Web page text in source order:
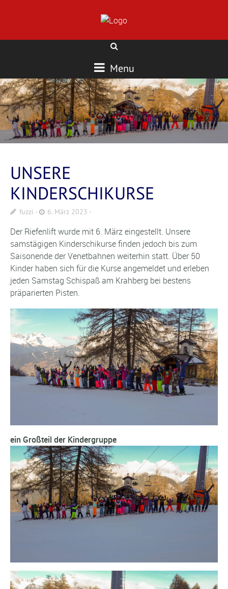
Menu
UNSERE
KINDERSCHIKURSE
fuzzi 6. März 2023
Der Riefenlift wurde mit 6. März eingestellt. Unsere
samstägigen Kinderschikurse finden jedoch bis zum
Saisonende der Venetbahnen weiterhin statt. Über 50
Kinder haben sich für die Kurse angemeldet und erleben
jeden Samstag Schispaß am Krahberg bei bestens
präparierten Pisten.
ein Großteil der Kindergruppe